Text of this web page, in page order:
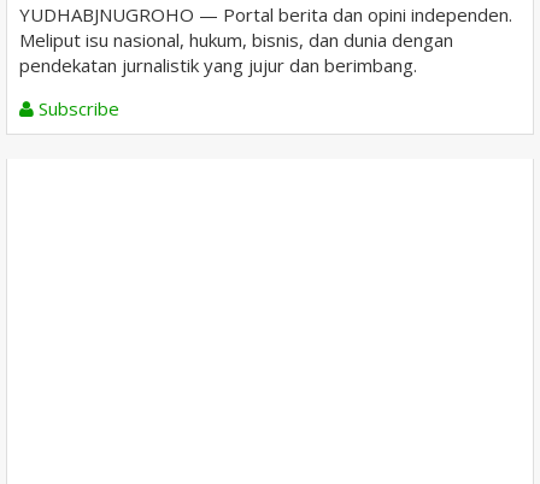
YUDHABJNUGROHO — Portal berita dan opini independen.
Meliput isu nasional, hukum, bisnis, dan dunia dengan
pendekatan jurnalistik yang jujur dan berimbang.
Subscribe